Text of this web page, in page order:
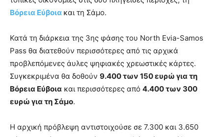
Βόρεια Εύβοια και τη Σάμο.
Κατά τη διάρκεια της 3ης φάσης του North Evia-Samos
Pass θα διατεθούν περισσότερες από τις αρχικά
προβλεπόμενες άυλες ψηφιακές χρεωστικές κάρτες.
Συγκεκριμένα θα δοθούν 9.400 των 150 ευρώ για τη
Βόρεια Εύβοια και περισσότερες από 4.400 των 300
ευρώ για τη Σάμο.
Η αρχική πρόβλεψη αντιστοιχούσε σε 7.300 και 3.650